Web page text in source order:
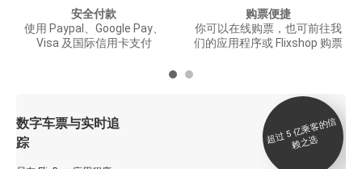
安全付款
使用 Paypal、Google Pay、
Visa 及国际信用卡支付
购票便捷
你可以在线购票，也可前往我
们的应用程序或 Flixshop 购票
数字车票与实时追
踪
超
过 5
亿
乘
客
的
信
赖
之
选